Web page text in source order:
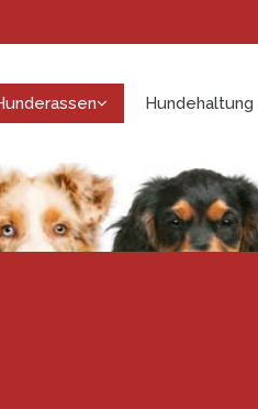
Hundehaltung